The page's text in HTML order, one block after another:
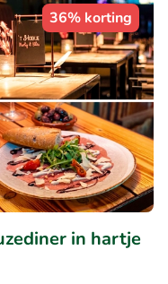
36% korting
in hartje